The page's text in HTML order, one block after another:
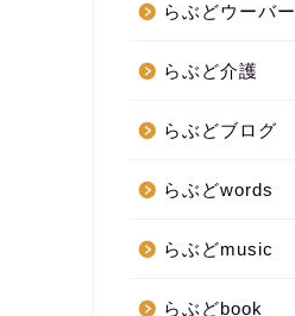
らぶどウーバー
らぶど介護
らぶどブログ
らぶどwords
らぶどmusic
らぶどbook